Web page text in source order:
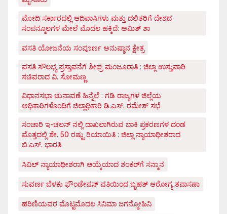
ಮೋದಿ ಸರ್ಕಾರದಲ್ಲಿ ಆದಿವಾಸಿಗಳು ಮತ್ತು ದಲಿತರಿಗೆ ದೇಶದ
ಸಂಪನ್ಮೂಲಗಳ ಮೇಲೆ ಮೊದಲ ಹಕ್ಕಿದೆ: ಅಮಿತ್ ಶಾ
ವಸತಿ ಯೋಜನೆಯ ಸಂಪೂರ್ಣ ಅನುಷ್ಠಾನ ಕ್ಷೇತ್ರ
ವಸತಿ ಸೌಲಭ್ಯ ಪ್ರಸ್ತಾವನೆಗೆ ಶೀಘ್ರ ಮಂಜೂರಾತಿ : ಜಿಲ್ಲಾ ಉಸ್ತುವಾರಿ
ಸಚಿವರಾದ ವಿ. ಸೋಮಣ್ಣ
ವಿಧಾನಸಭಾ ಚುನಾವಣೆ ಹಿನ್ನೆಲೆ : ಗಡಿ ರಾಜ್ಯಗಳ ಜಿಲ್ಲೆಯ
ಅಧಿಕಾರಿಗಳೊಂದಿಗೆ ಜಿಲ್ಲಾಧಿಕಾರಿ ಡಿ.ಎಸ್. ರಮೇಶ್ ಸಭೆ
ಸಂಚಾರಿ ಇ-ಚಲನ್ ನಲ್ಲಿ ದಾಖಲಾಗಿರುವ ಬಾಕಿ ಪ್ರಕರಣಗಳ ದಂಡ
ಮೊತ್ತದಲ್ಲಿ ಶೇ. 50 ರಷ್ಟು ರಿಯಾಯಿತಿ : ಜಿಲ್ಲಾ ನ್ಯಾಯಾಧೀಶರಾದ
ಬಿ.ಎಸ್. ಭಾರತಿ
ಸಿವಿಲ್ ನ್ಯಾಯಾಧೀಶರಾಗಿ ಆಯ್ಕೆಯಾದ ಶಂಕರ್‌ಗೆ ಸನ್ಮಾನ
ಸುವರ್ಣ ಬೆಳಕು ಫೌಂಡೇಷನ್ ವತಿಯಿಂದ ಬೃಹತ್ ಆರೋಗ್ಯ ತಪಾಸಣಾ
ಹರಿಣಿಯವರ ಮೊಟ್ಟಮೊದಲ ಸಿನಿಮಾ ಜಗನ್ಮೋಹಿನಿ